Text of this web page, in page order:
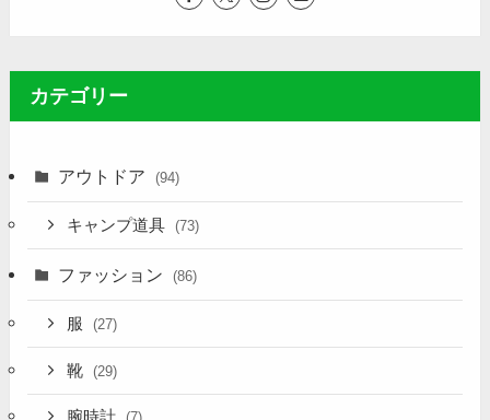
カテゴリー
アウトドア (94)
キャンプ道具 (73)
ファッション (86)
服 (27)
靴 (29)